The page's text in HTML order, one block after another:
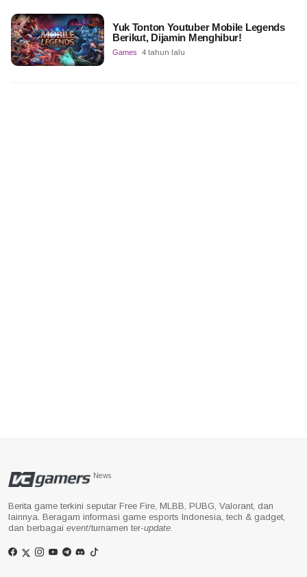
Yuk Tonton Youtuber Mobile Legends
Berikut, Dijamin Menghibur!
Games 4 tahun lalu
News
Berita game terkini seputar Free Fire, MLBB, PUBG, Valorant, dan
lainnya. Beragam informasi game esports Indonesia, tech & gadget,
dan berbagai event/turnamen ter-update